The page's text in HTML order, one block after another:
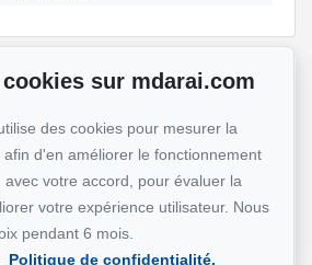
#13363772
Mohsen Darai
immobilier
514 924-7445
sur mdarai.com
des cookies pour mesurer la
d'en améliorer le fonctionnement
votre accord, pour évaluer la
votre expérience utilisateur. Nous
pendant 6 mois.
Politique de confidentialité.